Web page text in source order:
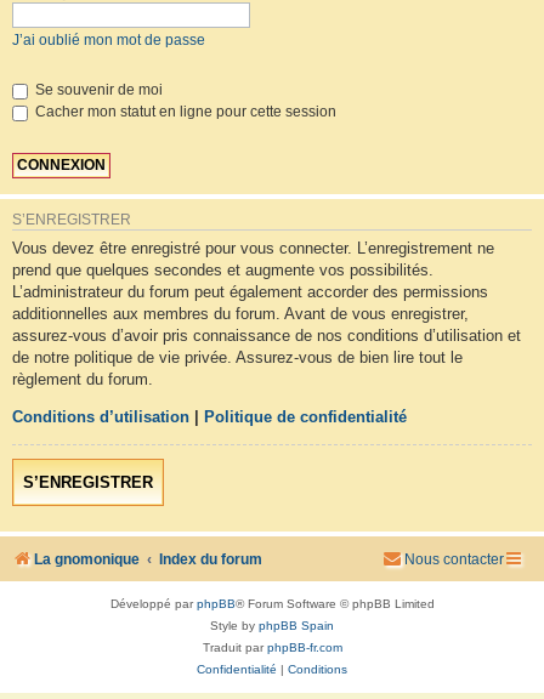
J’ai oublié mon mot de passe
Se souvenir de moi
Cacher mon statut en ligne pour cette session
S’ENREGISTRER
Vous devez être enregistré pour vous connecter. L’enregistrement ne
prend que quelques secondes et augmente vos possibilités.
L’administrateur du forum peut également accorder des permissions
additionnelles aux membres du forum. Avant de vous enregistrer,
assurez-vous d’avoir pris connaissance de nos conditions d’utilisation et
de notre politique de vie privée. Assurez-vous de bien lire tout le
règlement du forum.
Conditions d’utilisation Politique de confidentialité
S’ENREGISTRER
La gnomonique Index du forum Nous contacter
Développé parphpBB® Forum Software © phpBB Limited
Style by phpBB Spain
Traduit parphpBB-fr.com
Confidentialité
Conditions